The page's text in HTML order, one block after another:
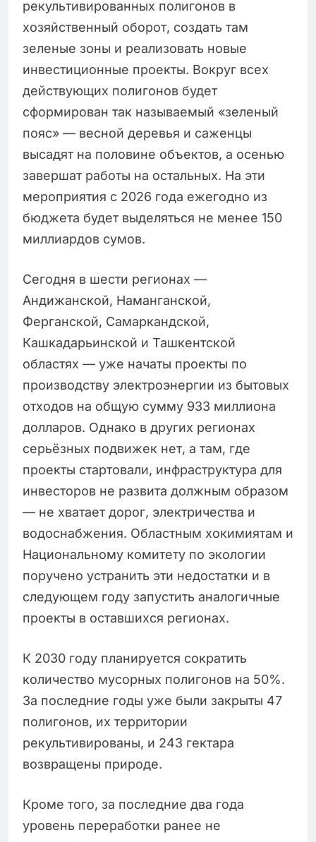
рекультивированных полигонов в
хозяйственный оборот, создать там
зеленые зоны и реализовать новые
инвестиционные проекты. Вокруг всех
действующих полигонов будет
сформирован так называемый «зеленый
пояс» — весной деревья и саженцы
высадят на половине объектов, а осенью
завершат работы на остальных. На эти
мероприятия с 2026 года ежегодно из
бюджета будет выделяться не менее 150
миллиардов сумов.
Сегодня в шести регионах —
Андижанской, Наманганской,
Ферганской, Самаркандской,
Кашкадарьинской и Ташкентской
областях — уже начаты проекты по
производству электроэнергии из бытовых
отходов на общую сумму 933 миллиона
долларов. Однако в других регионах
серьёзных подвижек нет, а там, где
проекты стартовали, инфраструктура для
инвесторов не развита должным образом
— не хватает дорог, электричества и
водоснабжения. Областным хокимиятам и
Национальному комитету по экологии
поручено устранить эти недостатки и в
следующем году запустить аналогичные
проекты в оставшихся регионах.
К 2030 году планируется сократить
количество мусорных полигонов на 50%.
За последние годы уже были закрыты 47
полигонов, их территории
рекультивированы, и 243 гектара
возвращены природе.
Кроме того, за последние два года
уровень переработки ранее не